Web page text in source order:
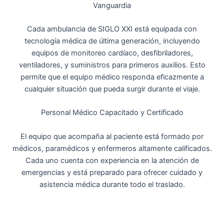
Vanguardia
Cada ambulancia de SIGLO XXI está equipada con
tecnología médica de última generación, incluyendo
equipos de monitoreo cardíaco, desfibriladores,
ventiladores, y suministros para primeros auxilios. Esto
permite que el equipo médico responda eficazmente a
cualquier situación que pueda surgir durante el viaje.
Personal Médico Capacitado y Certificado
El equipo que acompaña al paciente está formado por
médicos, paramédicos y enfermeros altamente calificados.
Cada uno cuenta con experiencia en la atención de
emergencias y está preparado para ofrecer cuidado y
asistencia médica durante todo el traslado.